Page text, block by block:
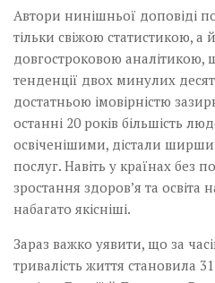
Автори нинішньої доповіді
тільки свіжою статистикою, а
довгостроковою аналітикою,
тенденції двох минулих
достатньою імовірністю
останні 20 років більшість
освіченішими, дістали
послуг. Навіть у країнах без
зростання здоров’я та освіта
набагато якісніші.
Зараз важко уявити, що за
тривалість життя становила